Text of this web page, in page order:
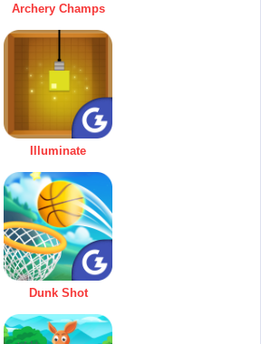
Archery Champs
Illuminate
Dunk Shot